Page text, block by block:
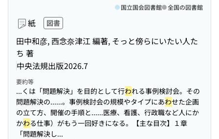
紙 図書
田中和彦, 西念奈津江 編著, そっと傍らにいたい人た
ち 著
中央法規出版2026.7
国立国会図書館 全国の図書館
要約等
...くは「問題解決」を目的として行われる事例検討会。その
問題解決の......。事例検討会の規模やタイプにあわせた企画
の立て方、開催の手順と......医療、看護、行政職など人にか
かわる仕事）がもう一回好きになる。【主な目次】１章
「問題解決し...